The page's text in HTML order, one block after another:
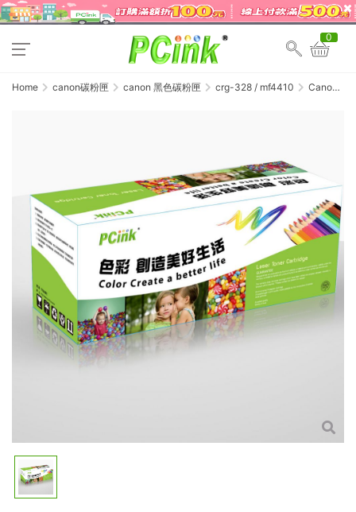
0
Home canon碳粉匣 canon 黑色碳粉匣 crg-328 / mf4410
Canon